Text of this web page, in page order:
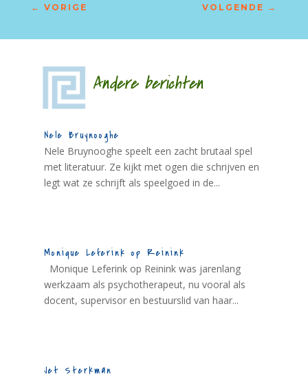
← VORIGE VOLGENDE →
Andere berichten
Nele Bruynooghe
Nele Bruynooghe speelt een zacht brutaal spel
met literatuur. Ze kijkt met ogen die schrijven en
legt wat ze schrijft als speelgoed in de...
Monique Leferink op Reinink
Monique Leferink op Reinink was jarenlang
werkzaam als psychotherapeut, nu vooral als
docent, supervisor en bestuurslid van haar...
Jet Sterkman